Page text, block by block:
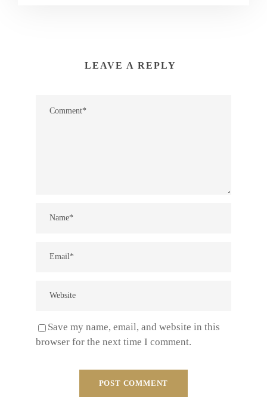
LEAVE A REPLY
Save my name, email, and website in this
browser for the next time I comment.